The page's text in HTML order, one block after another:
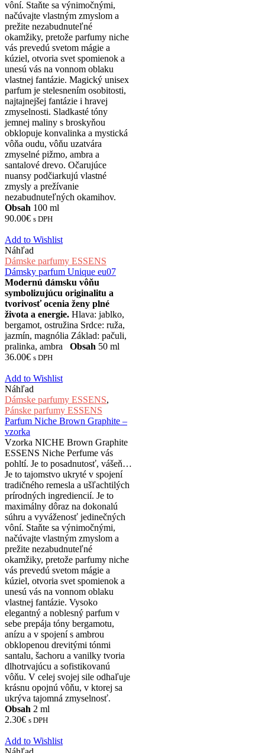
vôní. Staňte sa výnimočnými,
načúvajte vlastným zmyslom a
prežite nezabudnuteľné
okamžiky, pretože parfumy niche
vás prevedú svetom mágie a
kúziel, otvoria svet spomienok a
unesú vás na vonnom oblaku
vlastnej fantázie. Magický unisex
parfum je stelesnením osobitosti,
najtajnejšej fantázie i hravej
zmyselnosti. Sladkasté tóny
jemnej maliny s broskyňou
obklopuje konvalinka a mystická
vôňa oudu, vôňu uzatvára
zmyselné pižmo, ambra a
santalové drevo. Očarujúce
nuansy podčiarkujú vlastné
zmysly a prežívanie
nezabudnuteľných okamihov.
Obsah 100 ml
90.00€ s DPH
Add to Wishlist
Náhľad
Dámske parfumy ESSENS
Dámsky parfum Unique eu07
Modernú dámsku vôňu
symbolizujúcu originalitu a
tvorivosť ocenia ženy plné
života a energie. Hlava: jablko,
bergamot, ostružina Srdce: ruža,
jazmín, magnólia Základ: pačuli,
pralinka, ambra Obsah 50 ml
36.00€ s DPH
Add to Wishlist
Náhľad
Dámske parfumy ESSENS,
Pánske parfumy ESSENS
Parfum Niche Brown Graphite –
vzorka
Vzorka NICHE Brown Graphite
ESSENS Niche Perfume vás
pohltí. Je to posadnutosť, vášeň…
Je to tajomstvo ukryté v spojení
tradičného remesla a ušľachtilých
prírodných ingrediencií. Je to
maximálny dôraz na dokonalú
súhru a vyváženosť jedinečných
vôní. Staňte sa výnimočnými,
načúvajte vlastným zmyslom a
prežite nezabudnuteľné
okamžiky, pretože parfumy niche
vás prevedú svetom mágie a
kúziel, otvoria svet spomienok a
unesú vás na vonnom oblaku
vlastnej fantázie. Vysoko
elegantný a noblesný parfum v
sebe prepája tóny bergamotu,
anízu a v spojení s ambrou
obklopenou drevitými tónmi
santalu, šachoru a vanilky tvoria
dlhotrvajúcu a sofistikovanú
vôňu. V celej svojej sile odhaľuje
krásnu opojnú vôňu, v ktorej sa
ukrýva tajomná zmyselnosť.
Obsah 2 ml
2.30€ s DPH
Add to Wishlist